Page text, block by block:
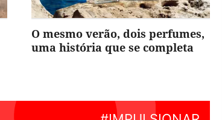
O mesmo verão, dois perfumes,
uma história que se completa